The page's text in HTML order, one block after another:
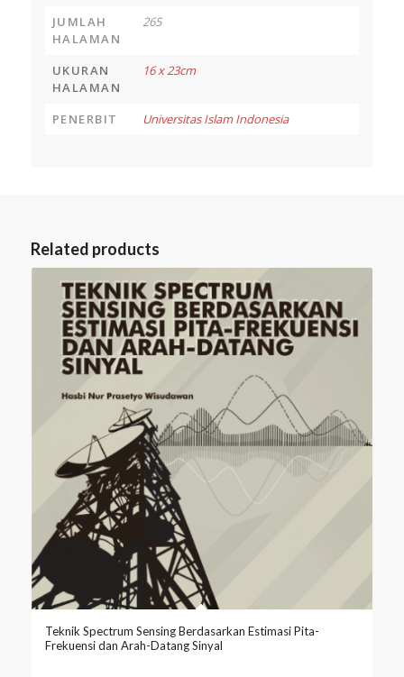
JUMLAH
HALAMAN
265
UKURAN
HALAMAN
16 x 23cm
PENERBIT Universitas Islam Indonesia
Related products
Teknik Spectrum Sensing Berdasarkan Estimasi Pita-
Frekuensi dan Arah-Datang Sinyal